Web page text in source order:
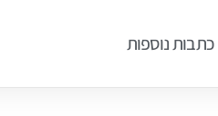
כתבות נוספות